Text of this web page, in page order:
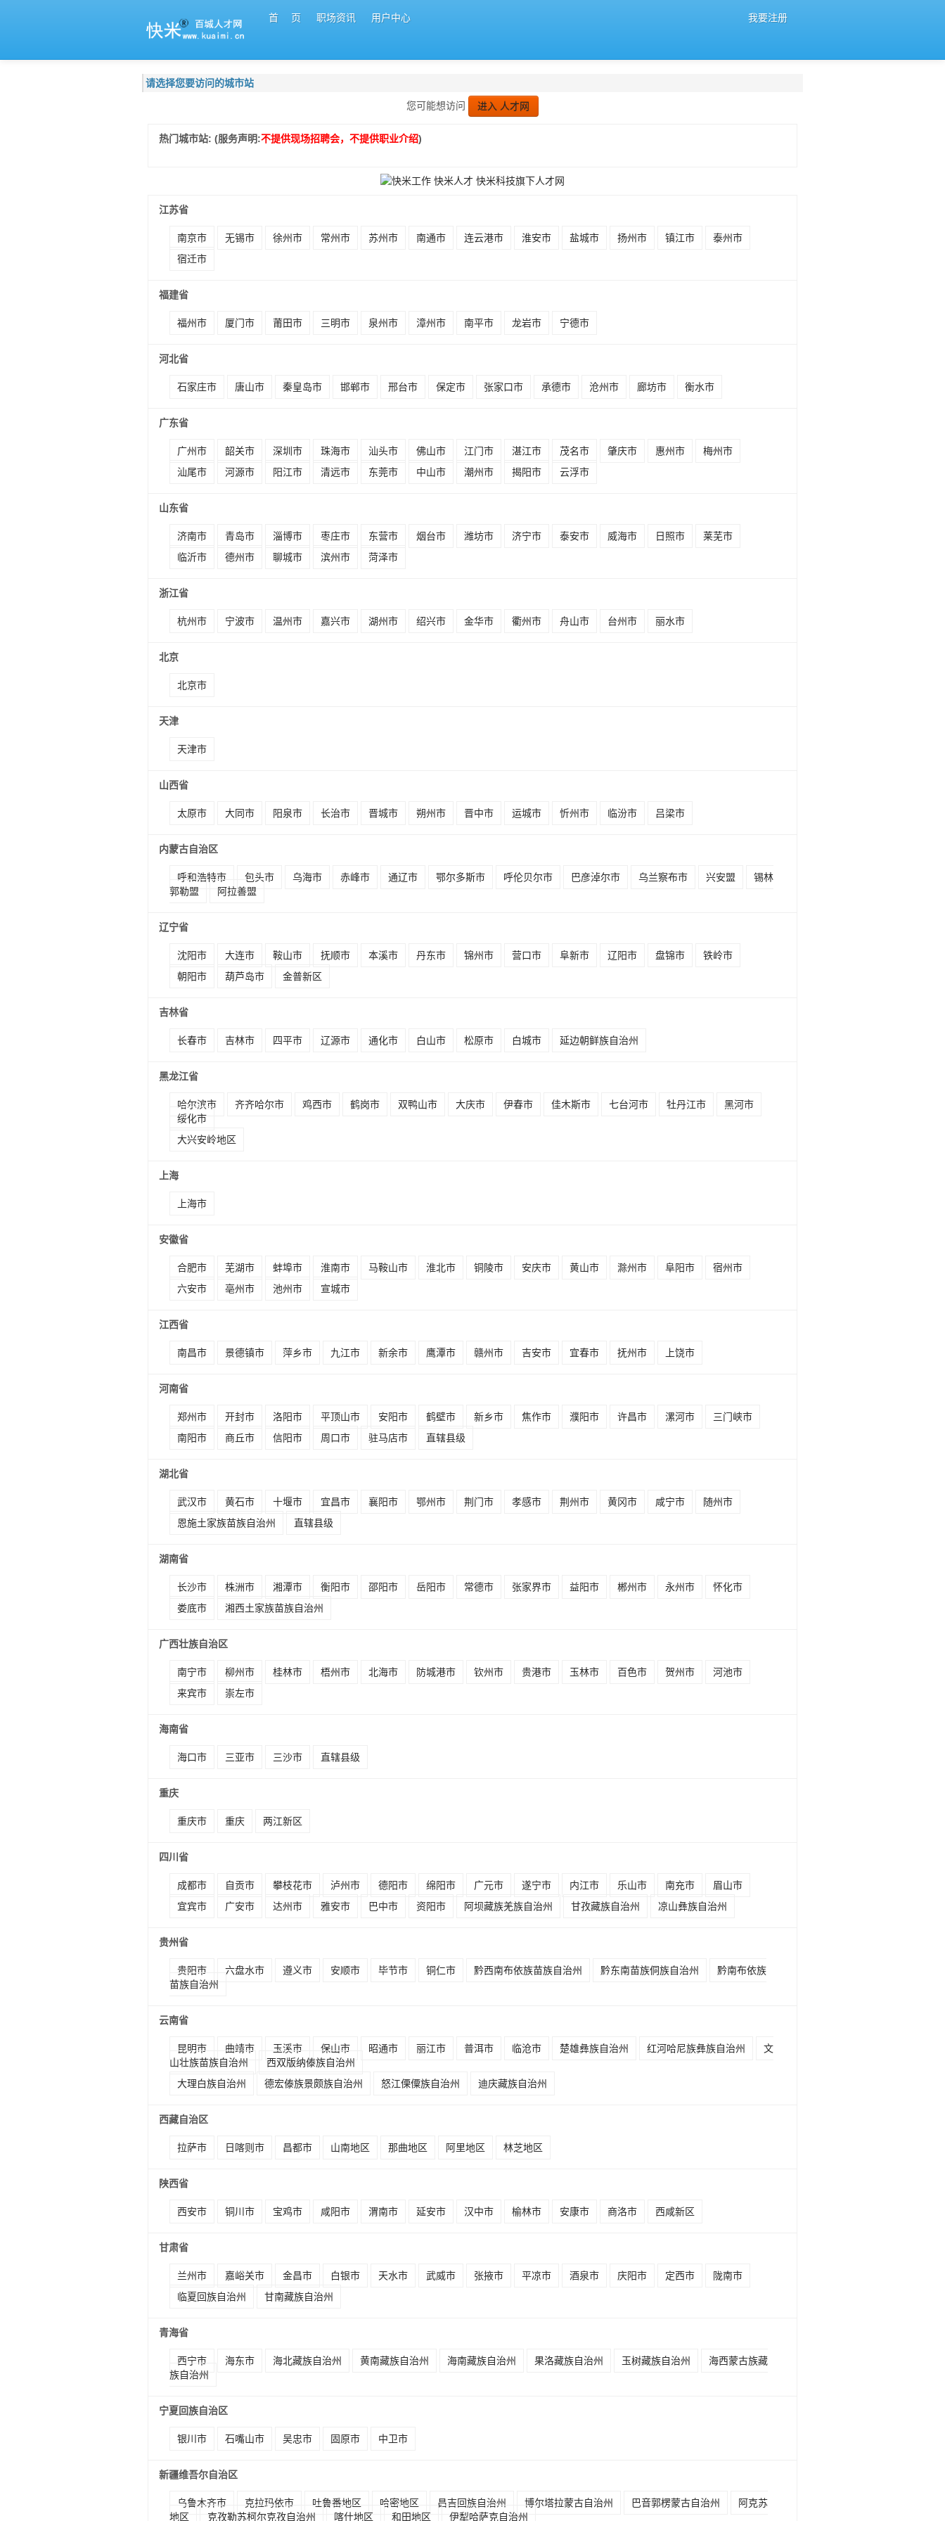
首 页 职场资讯 用户中心 我要注册
请选择您要访问的城市站
您可能想访问
进入 人才网
热门城市站: (服务声明:不提供现场招聘会，不提供职业介绍)
江苏省
南京市 无锡市 徐州市 常州市 苏州市 南通市 连云港市 淮安市 盐城市 扬州市 镇江市
泰州市
宿迁市
福建省
福州市 厦门市 莆田市 三明市 泉州市 漳州市 南平市 龙岩市 宁德市
河北省
石家庄市 唐山市 秦皇岛市 邯郸市 邢台市 保定市 张家口市 承德市 沧州市 廊坊市 衡水市
广东省
广州市 韶关市 深圳市 珠海市 汕头市 佛山市 江门市 湛江市 茂名市 肇庆市 惠州市
梅州市
汕尾市
河源市 阳江市 清远市 东莞市 中山市 潮州市 揭阳市 云浮市
山东省
济南市 青岛市 淄博市 枣庄市 东营市 烟台市 潍坊市 济宁市 泰安市 威海市 日照市
莱芜市
临沂市
德州市 聊城市 滨州市 菏泽市
浙江省
杭州市 宁波市 温州市 嘉兴市 湖州市 绍兴市 金华市 衢州市 舟山市 台州市 丽水市
北京
北京市
天津
天津市
山西省
太原市 大同市 阳泉市 长治市 晋城市 朔州市 晋中市 运城市 忻州市 临汾市 吕梁市
内蒙古自治区
呼和浩特市 包头市 乌海市 赤峰市 通辽市 鄂尔多斯市 呼伦贝尔市 巴彦淖尔市 乌兰察布市 兴安盟
锡林
郭勒盟
阿拉善盟
辽宁省
沈阳市 大连市 鞍山市 抚顺市 本溪市 丹东市 锦州市 营口市 阜新市 辽阳市 盘锦市
铁岭市
朝阳市
葫芦岛市 金普新区
吉林省
长春市 吉林市 四平市 辽源市 通化市 白山市 松原市 白城市 延边朝鲜族自治州
黑龙江省
哈尔滨市 齐齐哈尔市 鸡西市 鹤岗市 双鸭山市 大庆市 伊春市 佳木斯市 七台河市 牡丹江市
黑河市
绥化市
大兴安岭地区
上海
上海市
安徽省
合肥市 芜湖市 蚌埠市 淮南市 马鞍山市 淮北市 铜陵市 安庆市 黄山市 滁州市 阜阳市
宿州市
六安市
亳州市 池州市 宣城市
江西省
南昌市 景德镇市 萍乡市 九江市 新余市 鹰潭市 赣州市 吉安市 宜春市 抚州市 上饶市
河南省
郑州市 开封市 洛阳市 平顶山市 安阳市 鹤壁市 新乡市 焦作市 濮阳市 许昌市 漯河市
三门峡市
南阳市
商丘市 信阳市 周口市 驻马店市 直辖县级
湖北省
武汉市 黄石市 十堰市 宜昌市 襄阳市 鄂州市 荆门市 孝感市 荆州市 黄冈市 咸宁市
随州市
恩施土家族苗族自治州
直辖县级
湖南省
长沙市 株洲市 湘潭市 衡阳市 邵阳市 岳阳市 常德市 张家界市 益阳市 郴州市 永州市
怀化市
娄底市
湘西土家族苗族自治州
广西壮族自治区
南宁市 柳州市 桂林市 梧州市 北海市 防城港市 钦州市 贵港市 玉林市 百色市 贺州市
河池市
来宾市
崇左市
海南省
海口市 三亚市 三沙市 直辖县级
重庆
重庆市 重庆 两江新区
四川省
成都市 自贡市 攀枝花市 泸州市 德阳市 绵阳市 广元市 遂宁市 内江市 乐山市 南充市
眉山市
宜宾市
广安市 达州市 雅安市 巴中市 资阳市 阿坝藏族羌族自治州 甘孜藏族自治州 凉山彝族自治州
贵州省
贵阳市 六盘水市 遵义市 安顺市 毕节市 铜仁市 黔西南布依族苗族自治州 黔东南苗族侗族自治州
黔南布依族
苗族自治州
云南省
昆明市 曲靖市 玉溪市 保山市 昭通市 丽江市 普洱市 临沧市 楚雄彝族自治州 红河哈尼族彝族自治州
文
山壮族苗族自治州
西双版纳傣族自治州
大理白族自治州
德宏傣族景颇族自治州 怒江傈僳族自治州 迪庆藏族自治州
西藏自治区
拉萨市 日喀则市 昌都市 山南地区 那曲地区 阿里地区 林芝地区
陕西省
西安市 铜川市 宝鸡市 咸阳市 渭南市 延安市 汉中市 榆林市 安康市 商洛市 西咸新区
甘肃省
兰州市 嘉峪关市 金昌市 白银市 天水市 武威市 张掖市 平凉市 酒泉市 庆阳市 定西市
陇南市
临夏回族自治州
甘南藏族自治州
青海省
西宁市 海东市 海北藏族自治州 黄南藏族自治州 海南藏族自治州 果洛藏族自治州 玉树藏族自治州
海西蒙古族藏
族自治州
宁夏回族自治区
银川市 石嘴山市 吴忠市 固原市 中卫市
新疆维吾尔自治区
乌鲁木齐市 克拉玛依市 吐鲁番地区 哈密地区 昌吉回族自治州 博尔塔拉蒙古自治州 巴音郭楞蒙古自治州
阿克苏
地区
克孜勒苏柯尔克孜自治州 喀什地区 和田地区 伊犁哈萨克自治州